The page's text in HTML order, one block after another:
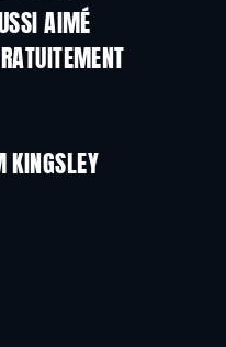
AIMÉ
KINGSLEY